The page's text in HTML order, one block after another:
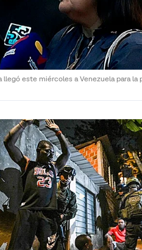
llegó este miércoles a Venezuela para la